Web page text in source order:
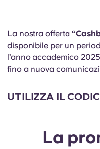
Account
Seleziona un paese
Seleziona una
Portuguese
La nostra offerta
disponibile per un
l’anno accademico
fino a nuova
UTILIZZA IL
La